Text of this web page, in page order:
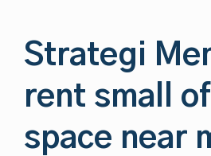
Strategi
rent small
space near